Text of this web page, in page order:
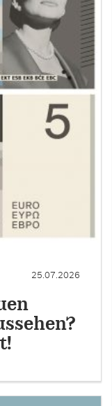
25.07.2026